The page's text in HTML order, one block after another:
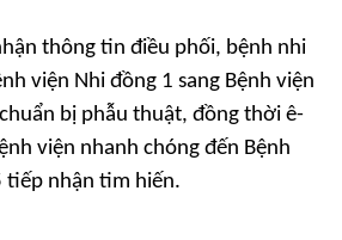
thông tin điều phối, bệnh nhi
viện Nhi đồng 1 sang Bệnh viện
bị phẫu thuật, đồng thời ê-
viện nhanh chóng đến Bệnh
tiếp nhận tim hiến.